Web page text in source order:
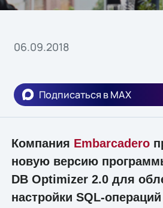
06.09.2018
Подписаться в MAX
Компания Embarcadero
новую версию
DB Optimizer 2.0 для
настройки SQL-